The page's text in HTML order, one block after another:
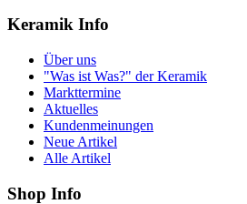
Keramik Info
Über uns
"Was ist Was?" der Keramik
Markttermine
Aktuelles
Kundenmeinungen
Neue Artikel
Alle Artikel
Shop Info